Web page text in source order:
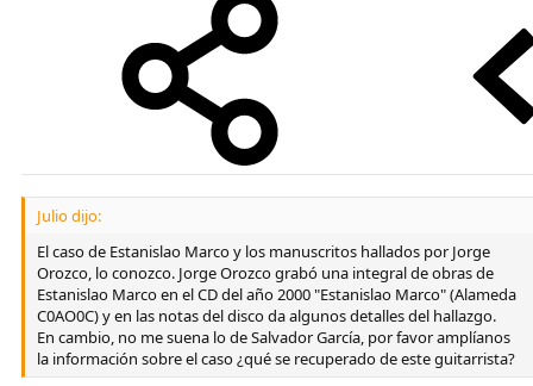
Julio dijo:
El caso de Estanislao Marco y los manuscritos hallados por Jorge
Orozco, lo conozco. Jorge Orozco grabó una integral de obras de
Estanislao Marco en el CD del año 2000 "Estanislao Marco" (Alameda
C0AO0C) y en las notas del disco da algunos detalles del hallazgo.
En cambio, no me suena lo de Salvador García, por favor amplíanos
la información sobre el caso ¿qué se recuperado de este guitarrista?